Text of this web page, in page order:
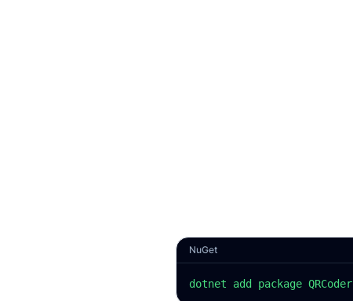
NuGet
dotnet add package QRCoder